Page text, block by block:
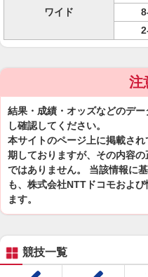
ワイド
注
結果・成績・オッズなどのデ
し確認してください。
本サイトのページ上に掲載さ
期しておりますが、その内容
ではありません。 当該情報に
も、株式会社NTTドコモおよ
ます。
競技一覧